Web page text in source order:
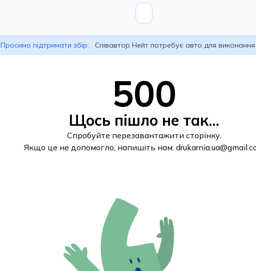
Просимо підтримати збір: Співавтор Нейт потребує авто для
500
Щось пішло не так...
Спробуйте перезавантажити сторінку.
Якщо це не допомогло, напишіть нам: